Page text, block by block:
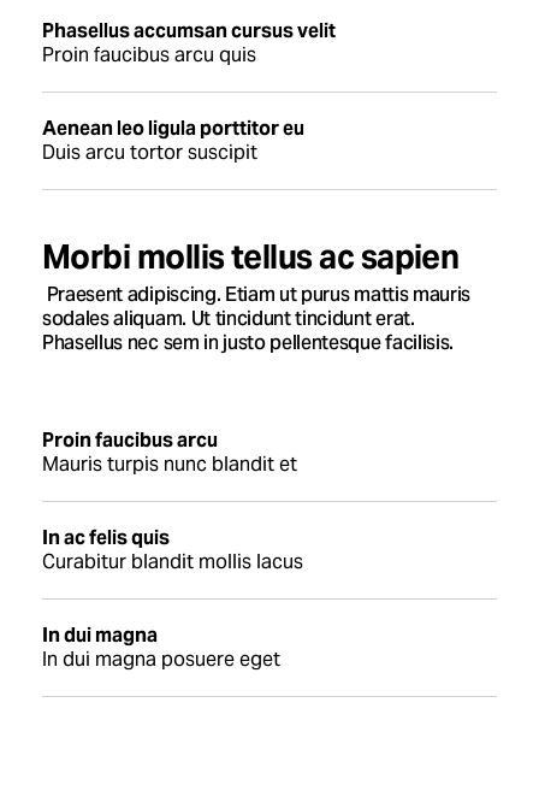
Phasellus accumsan cursus velit
Proin faucibus arcu quis
Aenean leo ligula porttitor eu
Duis arcu tortor suscipit
Morbi mollis tellus ac sapien
Praesent adipiscing. Etiam ut purus mattis mauris
sodales aliquam. Ut tincidunt tincidunt erat.
Phasellus nec sem in justo pellentesque facilisis.
Proin faucibus arcu
Mauris turpis nunc blandit et
In ac felis quis
Curabitur blandit mollis lacus
In dui magna
In dui magna posuere eget